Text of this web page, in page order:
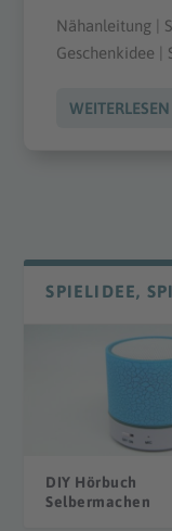
Nähanleitung |
Geschenkidee |
WEITERLESEN
SPIELIDEE,
DIY Hörbuch
Selbermachen